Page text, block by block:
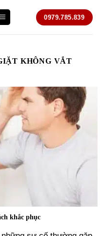
0979.785.839
KHÔNG VẮT
khắc phục